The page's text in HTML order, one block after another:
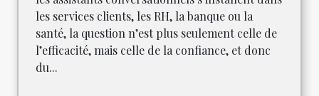
les services clients, les RH, la banque ou la
santé, la question n’est plus seulement celle de
l’efficacité, mais celle de la confiance, et donc
du...